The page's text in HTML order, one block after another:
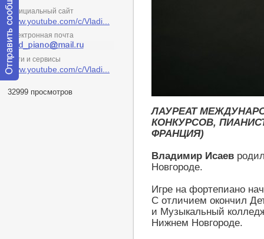
Официальный сайт
www.youtube.com/c/Vladi...
Электронная почта
Сети и сервисы
www.youtube.com/c/Vladi...
32999 просмотров
ЛАУРЕАТ
КОНКУРСОВ,
ФРАНЦИЯ)
Владимир Исаев
Новгороде.
Игре на фортепиано
С отличием окончил
и Музыкальный
Нижнем Новгороде.
сообщение